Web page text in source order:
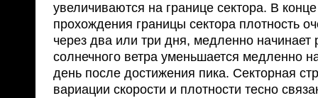
увеличиваются на границе сектора. В
прохождения границы сектора плотность
через два или три дня, медленно начинает
солнечного ветра уменьшается медленно
день после достижения пика. Сек­торная
вариации скорости и плот­ности тесно